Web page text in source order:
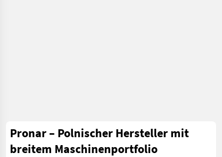
Pronar – Polnischer Hersteller mit
breitem Maschinenportfolio